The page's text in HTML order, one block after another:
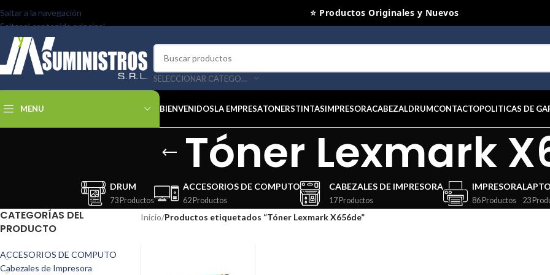
Saltar a la navegación
Saltar al contenido principal
⭐ Productos Originales y Nuevos
SELECCIONAR CATEGORÍA
MENU BIENVENIDOSLA EMPRESATONERSTINTASIMPRESORACABEZALDRUMCONTACTOPOLITICAS DE
Tóner Lexmark
DRUM
73 Productos
ACCESORIOS DE COMPUTO
62 Productos
CABEZALES DE IMPRESORA
17 Productos
IMPRESORA
86 Productos 23
CATEGORÍAS DEL
PRODUCTO
ACCESORIOS DE COMPUTO
Cabezales de Impresora
Inicio/Productos etiquetados “Tóner Lexmark X656de”